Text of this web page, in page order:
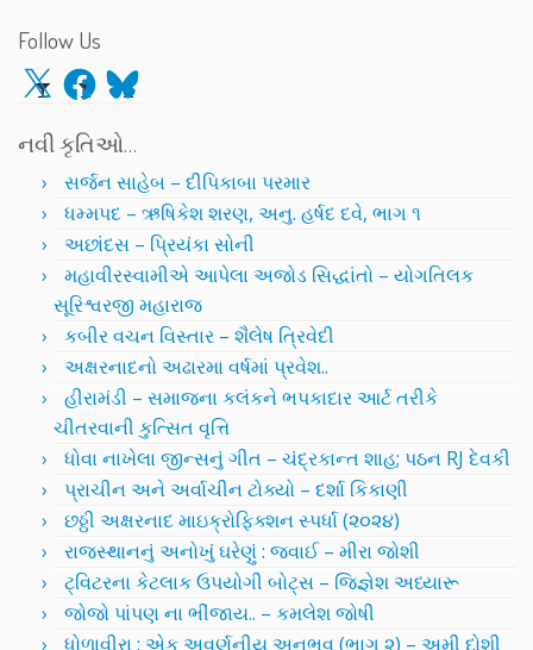
Follow Us
X Facebook
Bluesky
નવી કૃતિઓ…
સર્જન સાહેબ – દીપિકાબા પરમાર
ધમ્મપદ – ઋષિકેશ શરણ, અનુ. હર્ષદ દવે, ભાગ ૧
અછાંદસ – પ્રિયંકા સોની
મહાવીરસ્વામીએ આપેલા અજોડ સિદ્ધાંતો – યોગતિલક
સૂરિશ્વરજી મહારાજ
કબીર વચન વિસ્તાર – શૈલેષ ત્રિવેદી
અક્ષરનાદનો અઢારમા વર્ષમાં પ્રવેશ..
હીરામંડી – સમાજના કલંકને ભપકાદાર આર્ટ તરીકે
ચીતરવાની કુત્સિત વૃત્તિ
ધોવા નાખેલા જીન્સનું ગીત – ચંદ્રકાન્ત શાહ; પઠન RJ દેવકી
પ્રાચીન અને અર્વાચીન ટોક્યો – દર્શા કિકાણી
છઠ્ઠી અક્ષરનાદ માઇક્રોફિક્શન સ્પર્ધા (૨૦૨૪)
રાજસ્થાનનું અનોખું ઘરેણું : જવાઈ – મીરા જોશી
ટ્વિટરના કેટલાક ઉપયોગી બોટ્સ – જિજ્ઞેશ અધ્યારૂ
જોજો પાંપણ ના ભીંજાય.. – કમલેશ જોષી
ધોળાવીરા : એક અવર્ણનીય અનુભવ (ભાગ ૨) – અમી દોશી